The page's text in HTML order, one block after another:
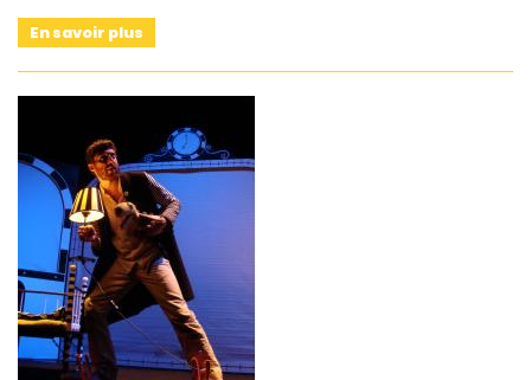
En savoir plus